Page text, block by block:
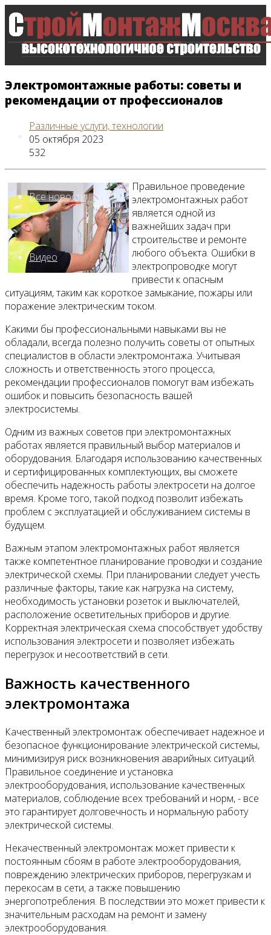
Главная
Все новости
Видео
Электромонтажные работы: советы и
рекомендации от профессионалов
Различные услуги, технологии
05 октября 2023
532
Правильное проведение
электромонтажных работ
является одной из
важнейших задач при
строительстве и ремонте
любого объекта. Ошибки в
электропроводке могут
привести к опасным
ситуациям, таким как короткое замыкание, пожары или
поражение электрическим током.
Какими бы профессиональными навыками вы не
обладали, всегда полезно получить советы от опытных
специалистов в области электромонтажа. Учитывая
сложность и ответственность этого процесса,
рекомендации профессионалов помогут вам избежать
ошибок и повысить безопасность вашей
электросистемы.
Одним из важных советов при электромонтажных
работах является правильный выбор материалов и
оборудования. Благодаря использованию качественных
и сертифицированных комплектующих, вы сможете
обеспечить надежность работы электросети на долгое
время. Кроме того, такой подход позволит избежать
проблем с эксплуатацией и обслуживанием системы в
будущем.
Важным этапом электромонтажных работ является
также компетентное планирование проводки и создание
электрической схемы. При планировании следует учесть
различные факторы, такие как нагрузка на систему,
необходимость установки розеток и выключателей,
расположение осветительных приборов и другие.
Корректная электрическая схема способствует удобству
использования электросети и позволяет избежать
перегрузок и несоответствий в сети.
Важность качественного
электромонтажа
Качественный электромонтаж обеспечивает надежное и
безопасное функционирование электрической системы,
минимизируя риск возникновения аварийных ситуаций.
Правильное соединение и установка
электрооборудования, использование качественных
материалов, соблюдение всех требований и норм, - все
это гарантирует долговечность и нормальную работу
электрической системы.
Некачественный электромонтаж может привести к
постоянным сбоям в работе электрооборудования,
повреждению электрических приборов, перегрузкам и
перекосам в сети, а также повышению
энергопотребления. В последствии это может привести к
значительным расходам на ремонт и замену
электрооборудования.